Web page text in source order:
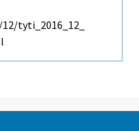
tyti_2016_12_